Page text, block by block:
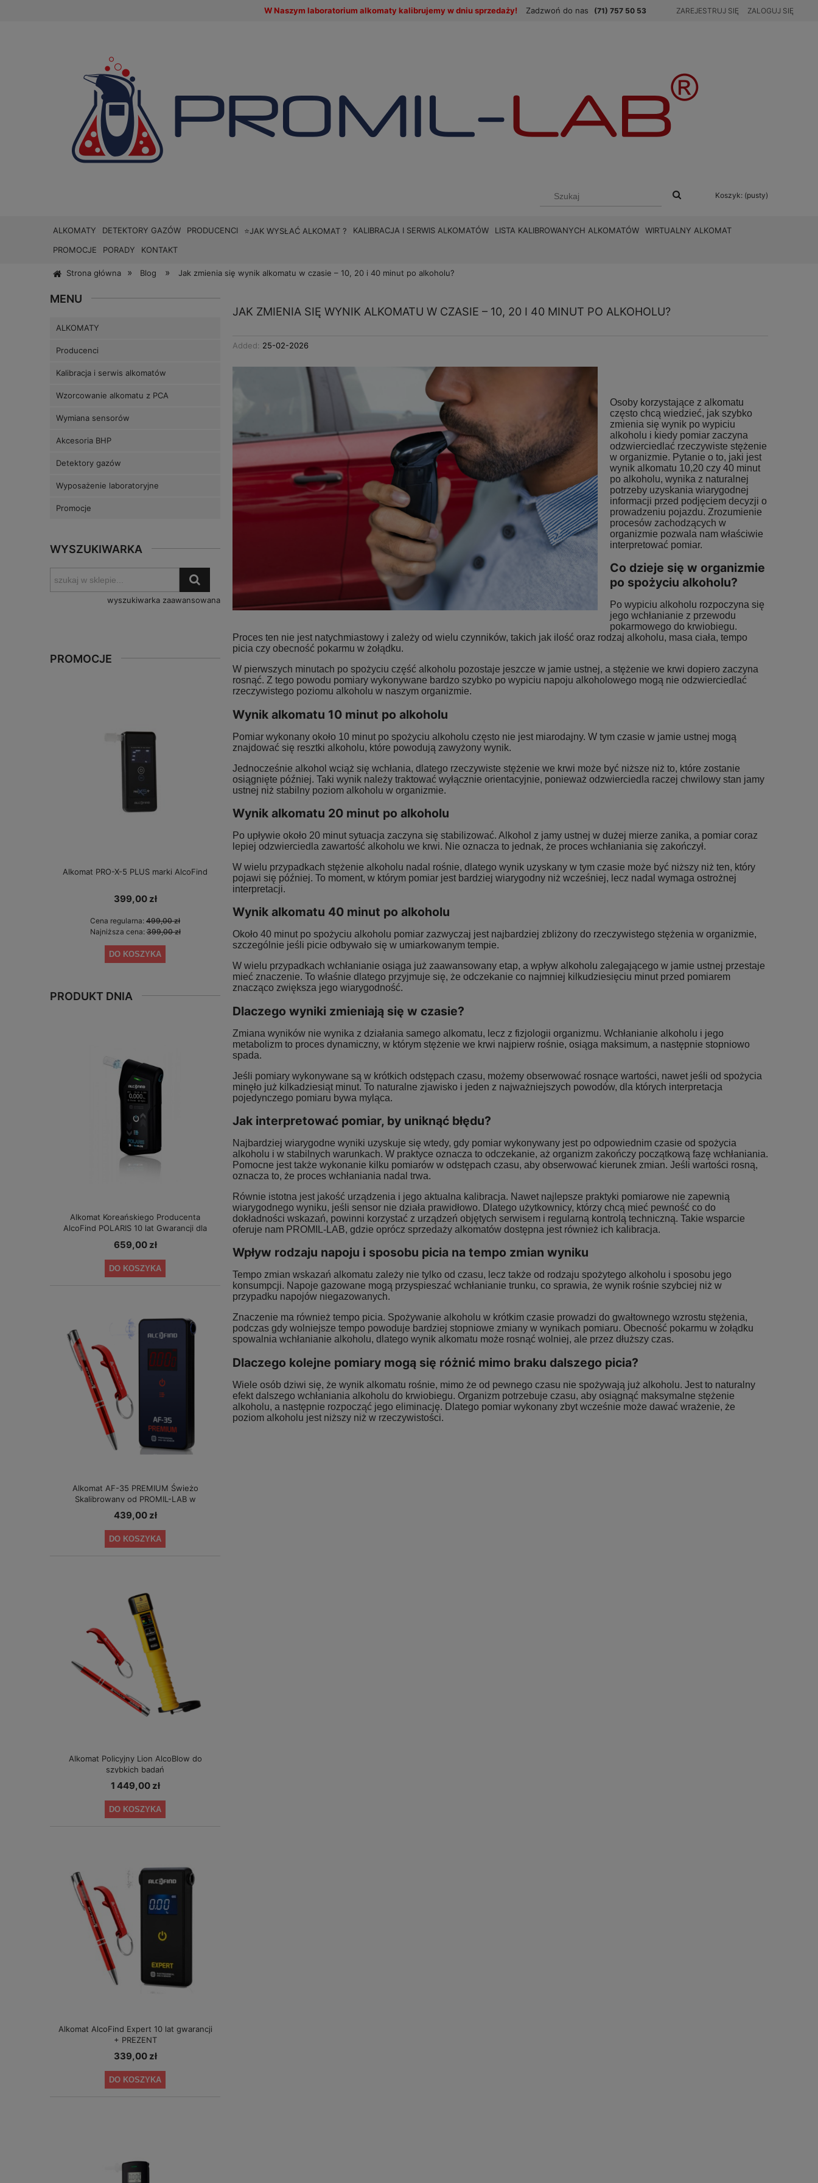
W Naszym laboratorium alkomaty kalibrujemy w dniu sprzedaży! Zadzwoń do nas (71) 757 50 53 ZAREJESTRUJ SIĘ ZALOGUJ SIĘ
Koszyk: (pusty)
ALKOMATY DETEKTORY GAZÓW PRODUCENCI ⭐JAK WYSŁAĆ ALKOMAT ? KALIBRACJA I SERWIS ALKOMATÓW LISTA KALIBROWANYCH ALKOMATÓW
WIRTUALNY ALKOMAT
PROMOCJE
PORADY KONTAKT
Strona główna » Blog » Jak zmienia się wynik alkomatu w czasie – 10, 20 i 40 minut po alkoholu?
MENU
ALKOMATY
Producenci
Kalibracja i serwis alkomatów
Wzorcowanie alkomatu z PCA
Wymiana sensorów
Akcesoria BHP
Detektory gazów
Wyposażenie laboratoryjne
Promocje
WYSZUKIWARKA
wyszukiwarka zaawansowana
PROMOCJE
Alkomat PRO-X-5 PLUS marki AlcoFind
399,00 zł
Cena regularna: 499,00 zł
Najniższa cena:399,00 zł
DO KOSZYKA
Alkomat Elektrochemiczny AlcoFind DA-
8500E
Najniższa cena:319,00 zł
Alkomat elektrochemiczny AlcoFind PRO X-3
Najniższa cena:319,00 zł
Alkomat Alcofind PRO X-5
Najniższa cena: 379,00 zł
Alkomat
PRODUKT DNIA
Alkomat Koreańskiego Producenta
AlcoFind POLARIS 10 lat Gwarancji dla
Małych Firm
659,00 zł
DO KOSZYKA
Alkomat AF-35 PREMIUM Świeżo
Skalibrowany od PROMIL-LAB w
specjalnej cenie!
439,00 zł
DO KOSZYKA
Alkomat Policyjny Lion AlcoBlow do
szybkich badań
1 449,00 zł
DO KOSZYKA
Alkomat AlcoFind Expert 10 lat gwarancji
+ PREZENT
339,00 zł
DO KOSZYKA
JAK ZMIENIA SIĘ WYNIK ALKOMATU W CZASIE – 10, 20 I 40 MINUT PO ALKOHOLU?
Added: 25-02-2026
Osoby korzystające z alkomatu
często chcą wiedzieć, jak szybko
zmienia się wynik po wypiciu
alkoholu i kiedy pomiar zaczyna
odzwierciedlać rzeczywiste stężenie
w organizmie. Pytanie o to, jaki jest
wynik alkomatu 10,20 czy 40 minut
po alkoholu, wynika z naturalnej
potrzeby uzyskania wiarygodnej
informacji przed podjęciem decyzji o
prowadzeniu pojazdu. Zrozumienie
procesów zachodzących w
organizmie pozwala nam właściwie
interpretować pomiar.
Co dzieje się w organizmie
po spożyciu alkoholu?
Po wypiciu alkoholu rozpoczyna się
jego wchłanianie z przewodu
pokarmowego do krwiobiegu.
Proces ten nie jest natychmiastowy i zależy od wielu czynników, takich jak ilość oraz rodzaj alkoholu, masa ciała, tempo
picia czy obecność pokarmu w żołądku.
W pierwszych minutach po spożyciu część alkoholu pozostaje jeszcze w jamie ustnej, a stężenie we krwi dopiero zaczyna
rosnąć. Z tego powodu pomiary wykonywane bardzo szybko po wypiciu napoju alkoholowego mogą nie odzwierciedlać
rzeczywistego poziomu alkoholu w naszym organizmie.
Wynik alkomatu 10 minut po alkoholu
Pomiar wykonany około 10 minut po spożyciu alkoholu często nie jest miarodajny. W tym czasie w jamie ustnej mogą
znajdować się resztki alkoholu, które powodują zawyżony wynik.
Jednocześnie alkohol wciąż się wchłania, dlatego rzeczywiste stężenie we krwi może być niższe niż to, które zostanie
osiągnięte później. Taki wynik należy traktować wyłącznie orientacyjnie, ponieważ odzwierciedla raczej chwilowy stan jamy
ustnej niż stabilny poziom alkoholu w organizmie.
Wynik alkomatu 20 minut po alkoholu
Po upływie około 20 minut sytuacja zaczyna się stabilizować. Alkohol z jamy ustnej w dużej mierze zanika, a pomiar coraz
lepiej odzwierciedla zawartość alkoholu we krwi. Nie oznacza to jednak, że proces wchłaniania się zakończył.
W wielu przypadkach stężenie alkoholu nadal rośnie, dlatego wynik uzyskany w tym czasie może być niższy niż ten, który
pojawi się później. To moment, w którym pomiar jest bardziej wiarygodny niż wcześniej, lecz nadal wymaga ostrożnej
interpretacji.
Wynik alkomatu 40 minut po alkoholu
Około 40 minut po spożyciu alkoholu pomiar zazwyczaj jest najbardziej zbliżony do rzeczywistego stężenia w organizmie,
szczególnie jeśli picie odbywało się w umiarkowanym tempie.
W wielu przypadkach wchłanianie osiąga już zaawansowany etap, a wpływ alkoholu zalegającego w jamie ustnej przestaje
mieć znaczenie. To właśnie dlatego przyjmuje się, że odczekanie co najmniej kilkudziesięciu minut przed pomiarem
znacząco zwiększa jego wiarygodność.
Dlaczego wyniki zmieniają się w czasie?
Zmiana wyników nie wynika z działania samego alkomatu, lecz z fizjologii organizmu. Wchłanianie alkoholu i jego
metabolizm to proces dynamiczny, w którym stężenie we krwi najpierw rośnie, osiąga maksimum, a następnie stopniowo
spada.
Jeśli pomiary wykonywane są w krótkich odstępach czasu, możemy obserwować rosnące wartości, nawet jeśli od spożycia
minęło już kilkadziesiąt minut. To naturalne zjawisko i jeden z najważniejszych powodów, dla których interpretacja
pojedynczego pomiaru bywa myląca.
Jak interpretować pomiar, by uniknąć błędu?
Najbardziej wiarygodne wyniki uzyskuje się wtedy, gdy pomiar wykonywany jest po odpowiednim czasie od spożycia
alkoholu i w stabilnych warunkach. W praktyce oznacza to odczekanie, aż organizm zakończy początkową fazę wchłaniania.
Pomocne jest także wykonanie kilku pomiarów w odstępach czasu, aby obserwować kierunek zmian. Jeśli wartości rosną,
oznacza to, że proces wchłaniania nadal trwa.
Równie istotna jest jakość urządzenia i jego aktualna kalibracja. Nawet najlepsze praktyki pomiarowe nie zapewnią
wiarygodnego wyniku, jeśli sensor nie działa prawidłowo. Dlatego użytkownicy, którzy chcą mieć pewność co do
dokładności wskazań, powinni korzystać z urządzeń objętych serwisem i regularną kontrolą techniczną. Takie wsparcie
oferuje nam PROMIL-LAB, gdzie oprócz sprzedaży alkomatów dostępna jest również ich kalibracja.
Wpływ rodzaju napoju i sposobu picia na tempo zmian wyniku
Tempo zmian wskazań alkomatu zależy nie tylko od czasu, lecz także od rodzaju spożytego alkoholu i sposobu jego
konsumpcji. Napoje gazowane mogą przyspieszać wchłanianie trunku, co sprawia, że wynik rośnie szybciej niż w
przypadku napojów niegazowanych.
Znaczenie ma również tempo picia. Spożywanie alkoholu w krótkim czasie prowadzi do gwałtownego wzrostu stężenia,
podczas gdy wolniejsze tempo powoduje bardziej stopniowe zmiany w wynikach pomiaru. Obecność pokarmu w żołądku
spowalnia wchłanianie alkoholu, dlatego wynik alkomatu może rosnąć wolniej, ale przez dłuższy czas.
Dlaczego kolejne pomiary mogą się różnić mimo braku dalszego picia?
Wiele osób dziwi się, że wynik alkomatu rośnie, mimo że od pewnego czasu nie spożywają już alkoholu. Jest to naturalny
efekt dalszego wchłaniania alkoholu do krwiobiegu. Organizm potrzebuje czasu, aby osiągnąć maksymalne stężenie
alkoholu, a następnie rozpocząć jego eliminację. Dlatego pomiar wykonany zbyt wcześnie może dawać wrażenie, że
poziom alkoholu jest niższy niż w rzeczywistości.